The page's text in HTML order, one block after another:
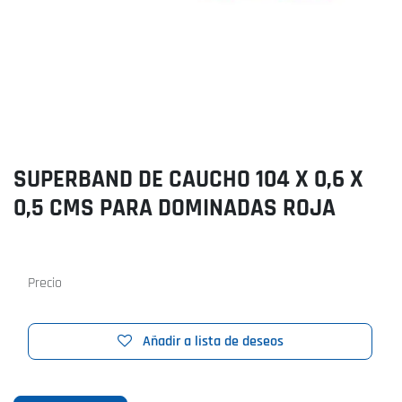
SUPERBAND DE CAUCHO 104 X 0,6 X
0,5 CMS PARA DOMINADAS ROJA
Añadir a lista de deseos
Precio